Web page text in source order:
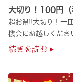
大切り！100円
超お得!!大切り！一
機会にお越しくださ
続きを読む